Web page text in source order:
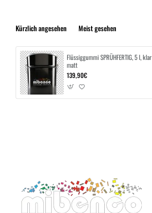
Kürzlich angesehen Meist gesehen
Flüssiggummi SPRÜHFERTIG, 5 l, klar
matt
139,90€